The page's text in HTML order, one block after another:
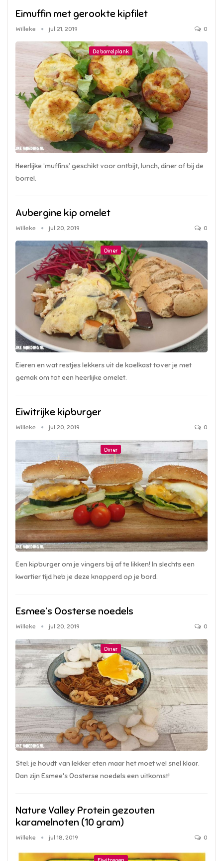
Eimuffin met gerookte kipfilet
Willeke jul 21, 2019 0
De borrelplank
Heerlijke ‘muffins’ geschikt voor ontbijt, lunch, diner of bij de
borrel.
Aubergine kip omelet
Willeke jul 20, 2019 0
Diner
Eieren en wat restjes lekkers uit de koelkast tover je met
gemak om tot een heerlijke omelet.
Eiwitrijke kipburger
Willeke jul 20, 2019 0
Diner
Een kipburger om je vingers bij af te likken! In slechts een
kwartier tijd heb je deze knapperd op je bord.
Esmee’s Oosterse noedels
Willeke jul 20, 2019 0
Diner
Stel: je houdt van lekker eten maar het moet wel snel klaar.
Dan zijn Esmee's Oosterse noedels een uitkomst!
Nature Valley Protein gezouten
karamelnoten (10 gram)
Willeke jul 18, 2019 0